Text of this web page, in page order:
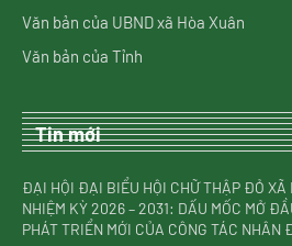
Văn bản của UBND xã Hòa Xuân
Văn bản của Tỉnh
Tin mới
ĐẠI HỘI ĐẠI BIỂU HỘI CHỮ THẬP ĐỎ XÃ
NHIỆM KỲ 2026 – 2031: DẤU MỐC MỞ
PHÁT TRIỂN MỚI CỦA CÔNG TÁC NHÂN